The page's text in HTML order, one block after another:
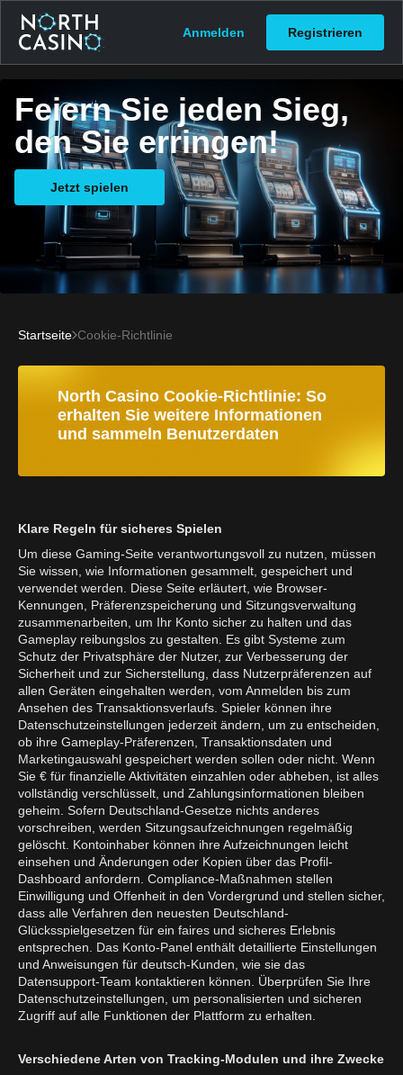
Anmelden Registrieren
Feiern Sie jeden Sieg,
den Sie erringen!
Jetzt spielen
Startseite Cookie-Richtlinie
North Casino Cookie-Richtlinie: So
erhalten Sie weitere Informationen
und sammeln Benutzerdaten
Klare Regeln für sicheres Spielen
Um diese Gaming-Seite verantwortungsvoll zu nutzen, müssen
Sie wissen, wie Informationen gesammelt, gespeichert und
verwendet werden. Diese Seite erläutert, wie Browser-
Kennungen, Präferenzspeicherung und Sitzungsverwaltung
zusammenarbeiten, um Ihr Konto sicher zu halten und das
Gameplay reibungslos zu gestalten. Es gibt Systeme zum
Schutz der Privatsphäre der Nutzer, zur Verbesserung der
Sicherheit und zur Sicherstellung, dass Nutzerpräferenzen auf
allen Geräten eingehalten werden, vom Anmelden bis zum
Ansehen des Transaktionsverlaufs. Spieler können ihre
Datenschutzeinstellungen jederzeit ändern, um zu entscheiden,
ob ihre Gameplay-Präferenzen, Transaktionsdaten und
Marketingauswahl gespeichert werden sollen oder nicht. Wenn
Sie € für finanzielle Aktivitäten einzahlen oder abheben, ist alles
vollständig verschlüsselt, und Zahlungsinformationen bleiben
geheim. Sofern Deutschland-Gesetze nichts anderes
vorschreiben, werden Sitzungsaufzeichnungen regelmäßig
gelöscht. Kontoinhaber können ihre Aufzeichnungen leicht
einsehen und Änderungen oder Kopien über das Profil-
Dashboard anfordern. Compliance-Maßnahmen stellen
Einwilligung und Offenheit in den Vordergrund und stellen sicher,
dass alle Verfahren den neuesten Deutschland-
Glücksspielgesetzen für ein faires und sicheres Erlebnis
entsprechen. Das Konto-Panel enthält detaillierte Einstellungen
und Anweisungen für deutsch-Kunden, wie sie das
Datensupport-Team kontaktieren können. Überprüfen Sie Ihre
Datenschutzeinstellungen, um personalisierten und sicheren
Zugriff auf alle Funktionen der Plattform zu erhalten.
Verschiedene Arten von Tracking-Modulen und ihre Zwecke